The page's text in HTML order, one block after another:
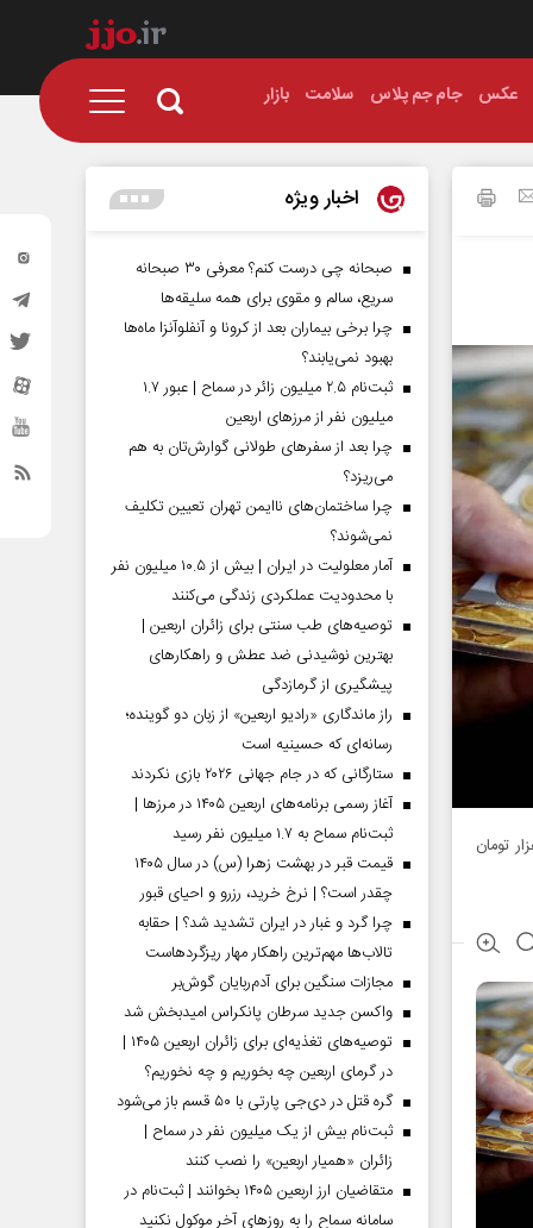
عکس جام جم پلاس سلامت بازار
سه‌شنبه ۱۸ اردیبهشت ۴۸ هزار تومان و بهای هر سکه طرح جدید ۵۰۰ هزار تومان
اخبار ویژه
صبحانه چی درست کنم؟ معرفی ۳۰ صبحانه
سریع، سالم و مقوی برای همه سلیقه‌ها
چرا برخی بیماران بعد از کرونا و آنفلوآنزا ماه‌ها
بهبود نمی‌یابند؟
ثبت‌نام ۲.۵ میلیون زائر در سماح | عبور ۱.۷
میلیون نفر از مرز‌های اربعین
چرا بعد از سفرهای طولانی گوارش‌تان به هم
می‌ریزد؟
چرا ساختمان‌های ناایمن تهران تعیین تکلیف
نمی‌شوند؟
آمار معلولیت در ایران | بیش از ۱۰.۵ میلیون نفر
با محدودیت عملکردی زندگی می‌کنند
توصیه‌های طب سنتی برای زائران اربعین |
بهترین نوشیدنی ضد عطش و راهکارهای
پیشگیری از گرمازدگی
راز ماندگاری «رادیو اربعین» از زبان دو گوینده؛
رسانه‌ای که حسینیه است
ستارگانی که در جام جهانی ۲۰۲۶ بازی نکردند
آغاز رسمی برنامه‌های اربعین ۱۴۰۵ در مرز‌ها |
ثبت‌نام سماح به ۱.۷ میلیون نفر رسید
قیمت قبر در بهشت زهرا (س) در سال ۱۴۰۵
چقدر است؟ | نرخ خرید، رزرو و احیای قبور
چرا گرد و غبار در ایران تشدید شد؟ | حقابه
تالاب‌ها مهم‌ترین راهکار مهار ریزگردهاست
مجازات سنگین برای آدم‌ربایان گوش‌بر
واکسن جدید سرطان پانکراس امیدبخش شد
توصیه‌های تغذیه‌ای برای زائران اربعین ۱۴۰۵ |
در گرمای اربعین چه بخوریم و چه نخوریم؟
گره قتل در دی‌جی پارتی با ۵۰ قسم باز می‌شود
ثبت‌نام بیش از یک میلیون نفر در سماح |
زائران «همیار اربعین» را نصب کنند
متقاضیان ارز اربعین ۱۴۰۵ بخوانند | ثبت‌نام در
سامانه سماح را به روز‌های آخر موکول نکنید